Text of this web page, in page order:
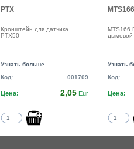
PTX
Кронштейн для датчика
PTX50
Узнать больше
Код:
001709
Цена: 2,05 Eur
MTS166
MTS166
дымовой
Узнать
Код:
Цена: